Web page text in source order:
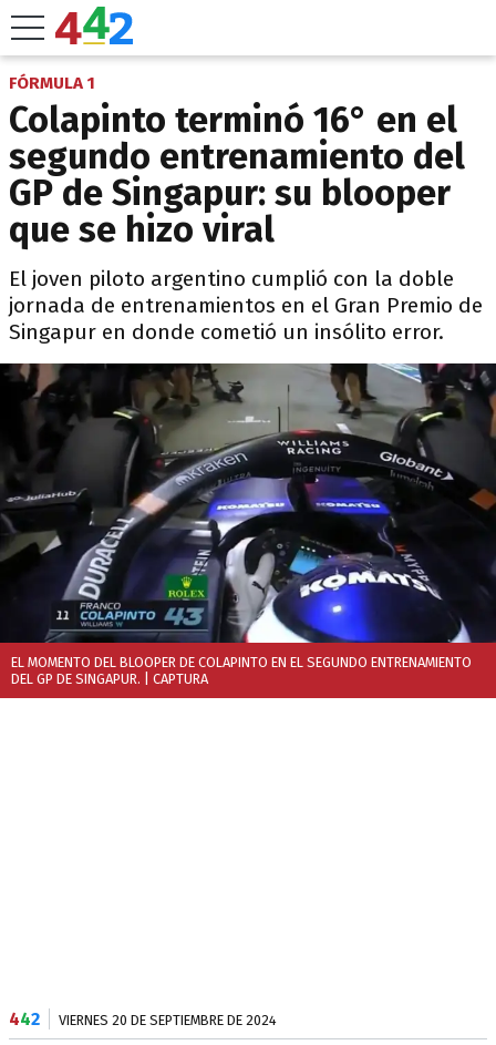
FÓRMULA 1
Colapinto terminó 16° en el
segundo entrenamiento del
GP de Singapur: su blooper
que se hizo viral
El joven piloto argentino cumplió con la doble
jornada de entrenamientos en el Gran Premio de
Singapur en donde cometió un insólito error.
EL MOMENTO DEL BLOOPER DE COLAPINTO EN EL SEGUNDO ENTRENAMIENTO
DEL GP DE SINGAPUR. | CAPTURA
442 VIERNES 20 DE SEPTIEMBRE DE 2024